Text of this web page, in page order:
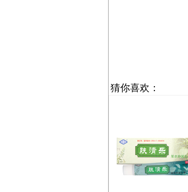
猜你喜欢：